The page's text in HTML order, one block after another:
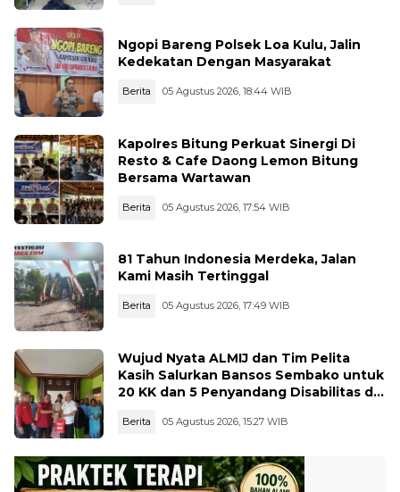
Ngopi Bareng Polsek Loa Kulu, Jalin
Kedekatan Dengan Masyarakat
Berita 05 Agustus 2026, 18:44 WIB
Kapolres Bitung Perkuat Sinergi Di
Resto & Cafe Daong Lemon Bitung
Bersama Wartawan
Berita 05 Agustus 2026, 17:54 WIB
81 Tahun Indonesia Merdeka, Jalan
Kami Masih Tertinggal
Berita 05 Agustus 2026, 17:49 WIB
Wujud Nyata ALMIJ dan Tim Pelita
Kasih Salurkan Bansos Sembako untuk
20 KK dan 5 Penyandang Disabilitas di
Berita 05 Agustus 2026, 15:27 WIB